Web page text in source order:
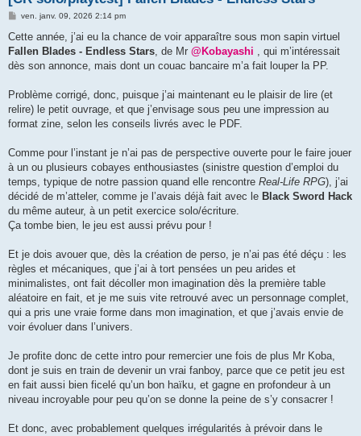
M
s
a
g
ven. janv. 09, 2026 2:14 pm
Cette année, j’ai eu la chance de voir apparaître sous mon sapin virtuel
Fallen Blades - Endless Stars, de Mr @Kobayashi , qui m’intéressait
dès son annonce, mais dont un couac bancaire m’a fait louper la PP.
Problème corrigé, donc, puisque j’ai maintenant eu le plaisir de lire (et
relire) le petit ouvrage, et que j’envisage sous peu une impression au
format zine, selon les conseils livrés avec le PDF.
Comme pour l’instant je n’ai pas de perspective ouverte pour le faire jouer
à un ou plusieurs cobayes enthousiastes (sinistre question d’emploi du
temps, typique de notre passion quand elle rencontre Real-Life RPG), j’ai
décidé de m’atteler, comme je l’avais déjà fait avec le Black Sword Hack
du même auteur, à un petit exercice solo/écriture.
Ça tombe bien, le jeu est aussi prévu pour !
Et je dois avouer que, dès la création de perso, je n’ai pas été déçu : les
règles et mécaniques, que j’ai à tort pensées un peu arides et
minimalistes, ont fait décoller mon imagination dès la première table
aléatoire en fait, et je me suis vite retrouvé avec un personnage complet,
qui a pris une vraie forme dans mon imagination, et que j’avais envie de
voir évoluer dans l’univers.
Je profite donc de cette intro pour remercier une fois de plus Mr Koba,
dont je suis en train de devenir un vrai fanboy, parce que ce petit jeu est
en fait aussi bien ficelé qu’un bon haïku, et gagne en profondeur à un
niveau incroyable pour peu qu’on se donne la peine de s’y consacrer !
Et donc, avec probablement quelques irrégularités à prévoir dans le